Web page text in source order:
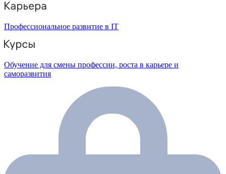
Профессиональное развитие в IT
Обучение для смены профессии, роста в карьере и
саморазвития